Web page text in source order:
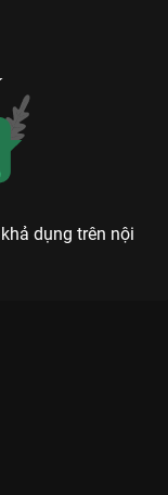
dụng trên nội